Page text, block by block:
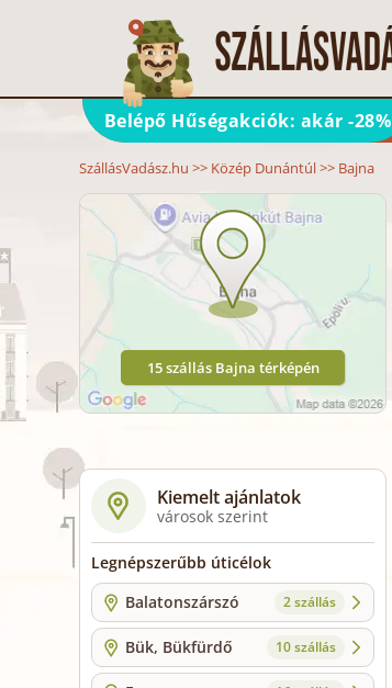
Belépő Hűségakciók: akár -28%
SzállásVadász.hu >> Közép Dunántúl>> Bajna
15 szállás Bajna térképén
Kiemelt ajánlatok
városok szerint
Legnépszerűbb úticélok
Balatonszárszó
2 szállás
Bük, Bükfürdő 10 szállás